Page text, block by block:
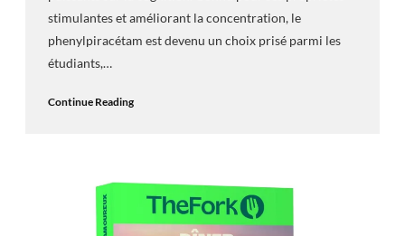
stimulantes et améliorant la concentration, le
phenylpiracétam est devenu un choix prisé parmi les
étudiants,…
Continue Reading